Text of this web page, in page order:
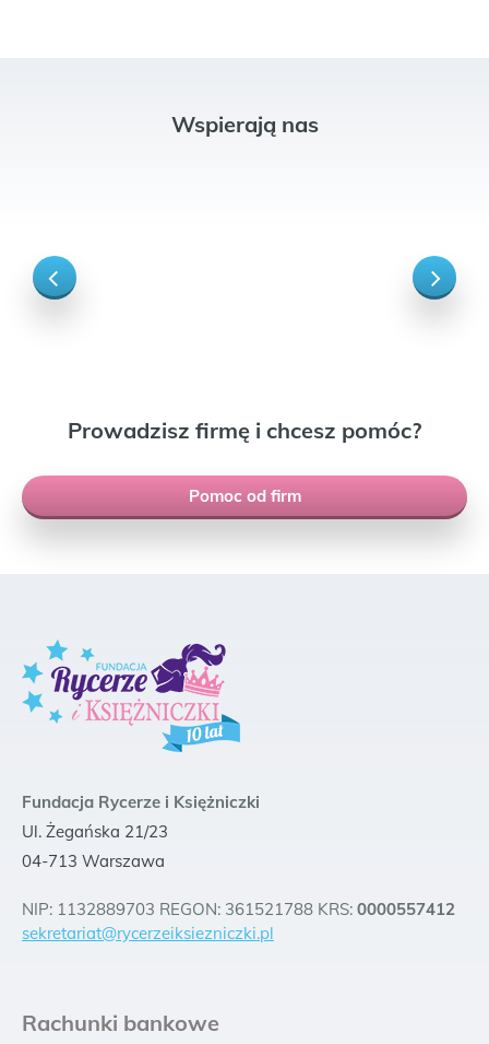
Wspierają nas
Prowadzisz firmę i chcesz pomóc?
Pomoc od firm
Fundacja Rycerze i Księżniczki
Ul. Żegańska 21/23
04-713 Warszawa
NIP: 1132889703 REGON: 361521788 KRS: 0000557412
sekretariat@rycerzeiksiezniczki.pl
Rachunki bankowe